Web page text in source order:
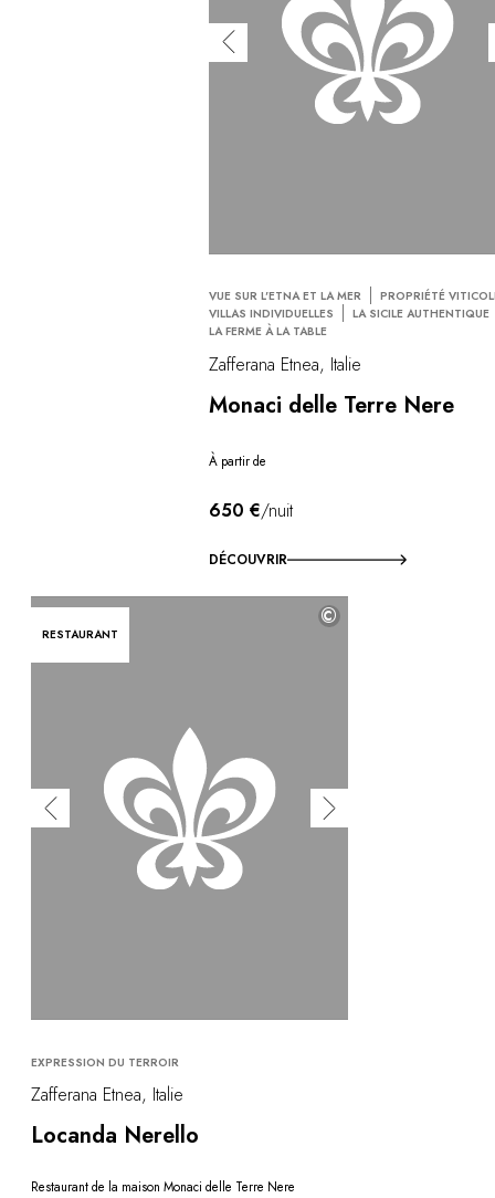
VUE SUR L'ETNA ET LA MER
PROPRIÉTÉ
VILLAS INDIVIDUELLES
LA SICILE AUTHENTIQUE
LA FERME À LA TABLE
Zafferana Etnea, Italie
Monaci delle Terre Nere
À partir de
650 €/nuit
DÉCOUVRIR
RESTAURANT
©
EXPRESSION DU TERROIR
Zafferana Etnea, Italie
Locanda Nerello
Restaurant de la maison Monaci delle Terre Nere